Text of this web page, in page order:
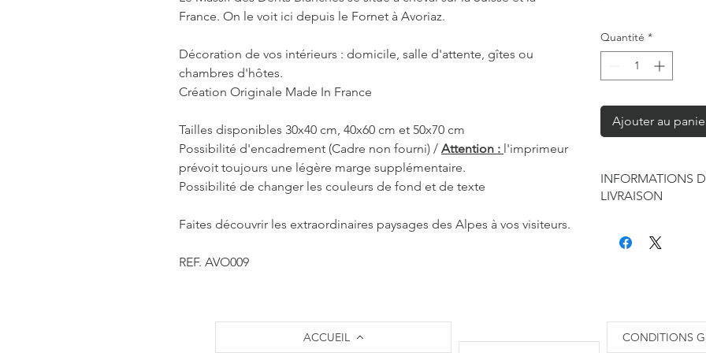
France. On le voit ici depuis le Fornet à Avoriaz.
Décoration de vos intérieurs : domicile, salle d'attente, gîtes ou
chambres d'hôtes.
Création Originale Made In France
Tailles disponibles 30x40 cm, 40x60 cm et 50x70 cm
Possibilité d'encadrement (Cadre non fourni) / Attention : l'imprimeur
prévoit toujours une légère marge supplémentaire.
Possibilité de changer les couleurs de fond et de texte
Faites découvrir les extraordinaires paysages des Alpes à vos visiteurs.
REF. AVO009
Quantité *
Ajouter au
INFORMATIONS
LIVRAISON
seule à sa
Les délais
généralement de 2
ACCUEIL
CONDITIONS